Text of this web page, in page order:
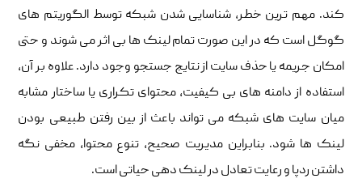
کند. مهم ترین خطر، شناسایی شدن شبکه توسط الگوریتم های
گوگل است که در این صورت تمام لینک ها بی اثر می شوند و حتی
امکان جریمه یا حذف سایت از نتایج جستجو وجود دارد. علاوه بر آن،
استفاده از دامنه های بی کیفیت، محتوای تکراری یا ساختار مشابه
میان سایت های شبکه می تواند باعث از بین رفتن طبیعی بودن
لینک ها شود. بنابراین مدیریت صحیح، تنوع محتوا، مخفی نگه
داشتن ردپا و رعایت تعادل در لینک دهی حیاتی است.